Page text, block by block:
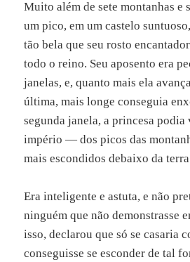
Muito além de sete montanhas e
um pico, em um castelo
tão bela que seu rosto
todo o reino. Seu aposento era
janelas, e, quanto mais ela
última, mais longe conseguia
segunda janela, a princesa podia
império — dos picos das
mais escondidos debaixo da
Era inteligente e astuta, e não
ninguém que não demonstrasse
isso, declarou que só se casaria
conseguisse se esconder de tal